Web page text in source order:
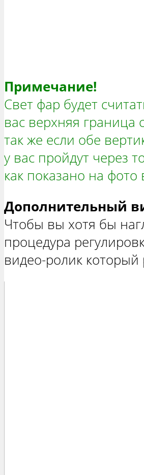
Примечание!
Свет фар будет
вас верхняя граница
так же если обе
у вас пройдут через
как показано на
Дополнительный
Чтобы вы хотя бы
процедура
видео-ролик